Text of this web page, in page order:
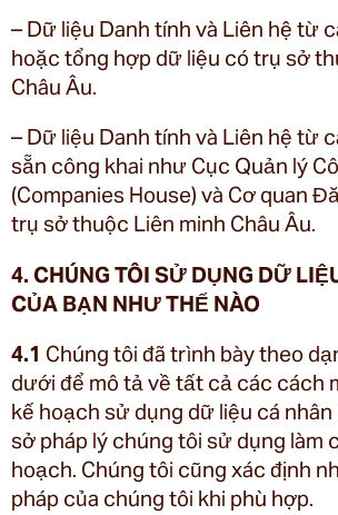
– Dữ liệu Danh tính và Liên hệ từ
hoặc tổng hợp dữ liệu có trụ sở
Châu Âu.
– Dữ liệu Danh tính và Liên hệ từ
sẵn công khai như Cục Quản lý
(Companies House) và Cơ quan
trụ sở thuộc Liên minh Châu Âu.
4. CHÚNG TÔI SỬ DỤNG DỮ
CỦA BẠN NHƯ THẾ NÀO
4.1 Chúng tôi đã trình bày theo
dưới để mô tả về tất cả các cách
kế hoạch sử dụng dữ liệu cá
sở pháp lý chúng tôi sử dụng làm
hoạch. Chúng tôi cũng xác định
pháp của chúng tôi khi phù hợp.